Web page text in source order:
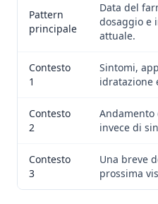
Pattern
principale
Data del
dosaggio e
attuale.
Contesto
1
Sintomi,
idratazione
Contesto
2
invece di
Contesto
3
Una breve
prossima